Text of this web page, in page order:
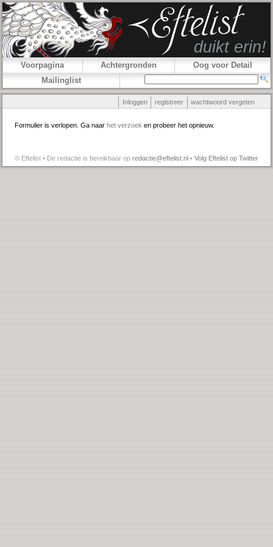
Voorpagina Achtergronden
Oog voor Detail
Mailinglist
Inloggen registreer wachtwoord vergeten
Formulier is verlopen. Ga naar het verzoek en probeer het opnieuw.
© Eftelist • De redactie is bereikbaar op redactie@eftelist.nl • Volg Eftelist op Twitter